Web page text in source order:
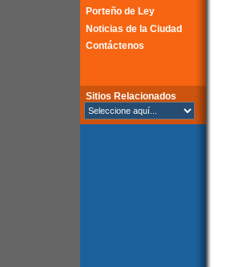
Porteño de Ley
Noticias de la Ciudad
Contáctenos
Sitios Relacionados